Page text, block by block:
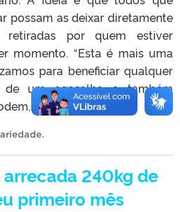
possam as deixar diretamente
por quem estiver
momento. “Esta é mais uma
para beneficiar qualquer
de um agasalho e também
que façam a […]
.
240kg de
primeiro mês